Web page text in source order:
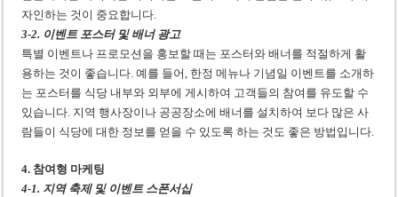
자인하는 것이 중요합니다.
3-2. 이벤트 포스터 및 배너 광고
특별 이벤트나 프로모션을 홍보할 때는 포스터와 배너를 적절하게 활
용하는 것이 좋습니다. 예를 들어, 한정 메뉴나 기념일 이벤트를 소개하
는 포스터를 식당 내부와 외부에 게시하여 고객들의 참여를 유도할 수
있습니다. 지역 행사장이나 공공장소에 배너를 설치하여 보다 많은 사
람들이 식당에 대한 정보를 얻을 수 있도록 하는 것도 좋은 방법입니다.
4. 참여형 마케팅
4-1. 지역 축제 및 이벤트 스폰서십